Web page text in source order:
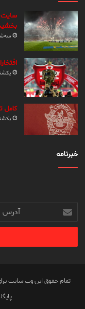
سه‌شنبه ۱۶
یکشنبه ۱ بهمن
کامل
یکشنبه ۱ بهمن
خبرنامه
آدرس
ایمیل
خود
وارد
تمام حقوق این وب سایت